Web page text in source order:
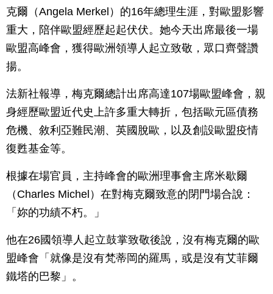
克爾（Angela Merkel）的16年總理生涯，對歐盟影響
重大，陪伴歐盟經歷起起伏伏。她今天出席最後一場
歐盟高峰會，獲得歐洲領導人起立致敬，眾口齊聲讚
揚。
法新社報導，梅克爾總計出席高達107場歐盟峰會，親
身經歷歐盟近代史上許多重大轉折，包括歐元區債務
危機、敘利亞難民潮、英國脫歐，以及創設歐盟疫情
復甦基金等。
根據在場官員，主持峰會的歐洲理事會主席米歇爾
（Charles Michel）在對梅克爾致意的閉門場合說：
「妳的功績不朽。」
他在26國領導人起立鼓掌致敬後說，沒有梅克爾的歐
盟峰會「就像是沒有梵蒂岡的羅馬，或是沒有艾菲爾
鐵塔的巴黎」。